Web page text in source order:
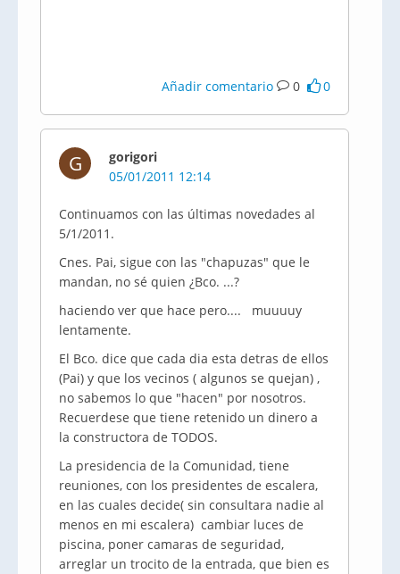
Añadir comentario 0 0
G
gorigori
05/01/2011 12:14
Continuamos con las últimas novedades al
5/1/2011.
Cnes. Pai, sigue con las "chapuzas" que le
mandan, no sé quien ¿Bco. ...?
haciendo ver que hace pero.... muuuuy
lentamente.
El Bco. dice que cada dia esta detras de ellos
(Pai) y que los vecinos ( algunos se quejan) ,
no sabemos lo que "hacen" por nosotros.
Recuerdese que tiene retenido un dinero a
la constructora de TODOS.
La presidencia de la Comunidad, tiene
reuniones, con los presidentes de escalera,
en las cuales decide( sin consultara nadie al
menos en mi escalera) cambiar luces de
piscina, poner camaras de seguridad,
arreglar un trocito de la entrada, que bien es